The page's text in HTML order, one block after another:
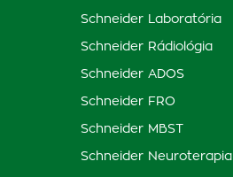
Schneider Laboratória
Schneider Rádiológia
Schneider ADOS
Schneider FRO
Schneider MBST
Schneider Neuroterapia